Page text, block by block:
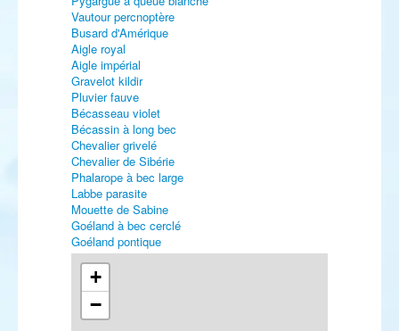
Vautour percnoptère
Busard d'Amérique
Aigle royal
Aigle impérial
Gravelot kildir
Pluvier fauve
Bécasseau violet
Bécassin à long bec
Chevalier grivelé
Chevalier de Sibérie
Phalarope à bec large
Labbe parasite
Mouette de Sabine
Goéland à bec cerclé
Goéland pontique
Sterne fuligineuse
Sterne bridée
Sterne caspienne
Sterne élégante
Sterne arctique
+
−